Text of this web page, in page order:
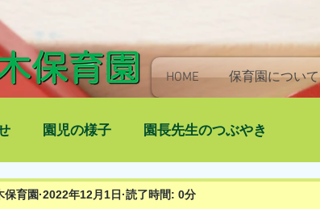
設
HOME 保育園について
園児の様子 園長先生のつぶやき
保育園 2022年12月1日 読了時間: 0分